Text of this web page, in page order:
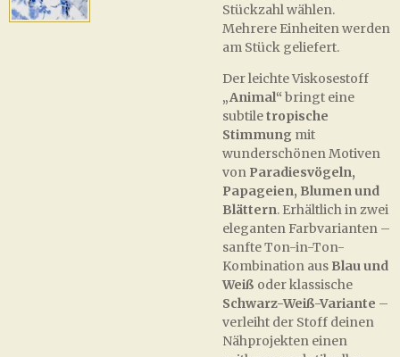
Stückzahl wählen.
Mehrere Einheiten werden
am Stück geliefert.
Der leichte Viskosestoff
„Animal“bringt eine
subtiletropische
Stimmung mit
wunderschönen Motiven
von Paradiesvögeln,
Papageien, Blumen und
Blättern. Erhältlich in zwei
eleganten Farbvarianten –
sanfte Ton-in-Ton-
Kombination aus Blau und
Weiß oder klassische
Schwarz-Weiß-Variante –
verleiht der Stoff deinen
Nähprojekten einen